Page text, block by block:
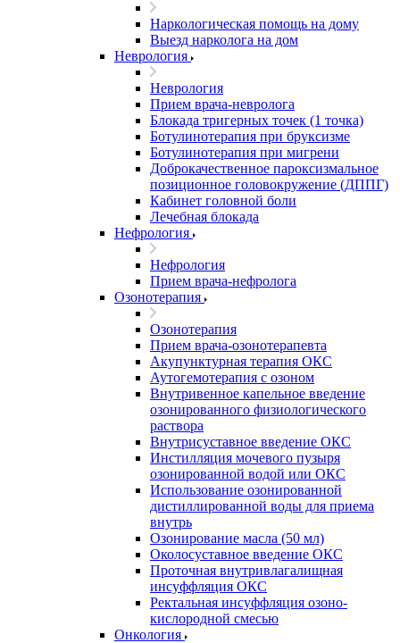
Наркологическая помощь на дому
Выезд нарколога на дом
Неврология
Неврология
Прием врача-невролога
Блокада тригерных точек (1 точка)
Ботулинотерапия при бруксизме
Ботулинотерапия при мигрени
Доброкачественное пароксизмальное
позиционное головокружение (ДППГ)
Кабинет головной боли
Лечебная блокада
Нефрология
Нефрология
Прием врача-нефролога
Озонотерапия
Озонотерапия
Прием врача-озонотерапевта
Акупунктурная терапия ОКС
Аутогемотерапия с озоном
Внутривенное капельное введение
озонированного физиологического
раствора
Внутрисуставное введение ОКС
Инстилляция мочевого пузыря
озонированной водой или ОКС
Использование озонированной
дистиллированной воды для приема
внутрь
Озонирование масла (50 мл)
Околосуставное введение ОКС
Проточная внутривлагалищная
инсуффляция ОКС
Ректальная инсуффляция озоно-
кислородной смесью
Онкология